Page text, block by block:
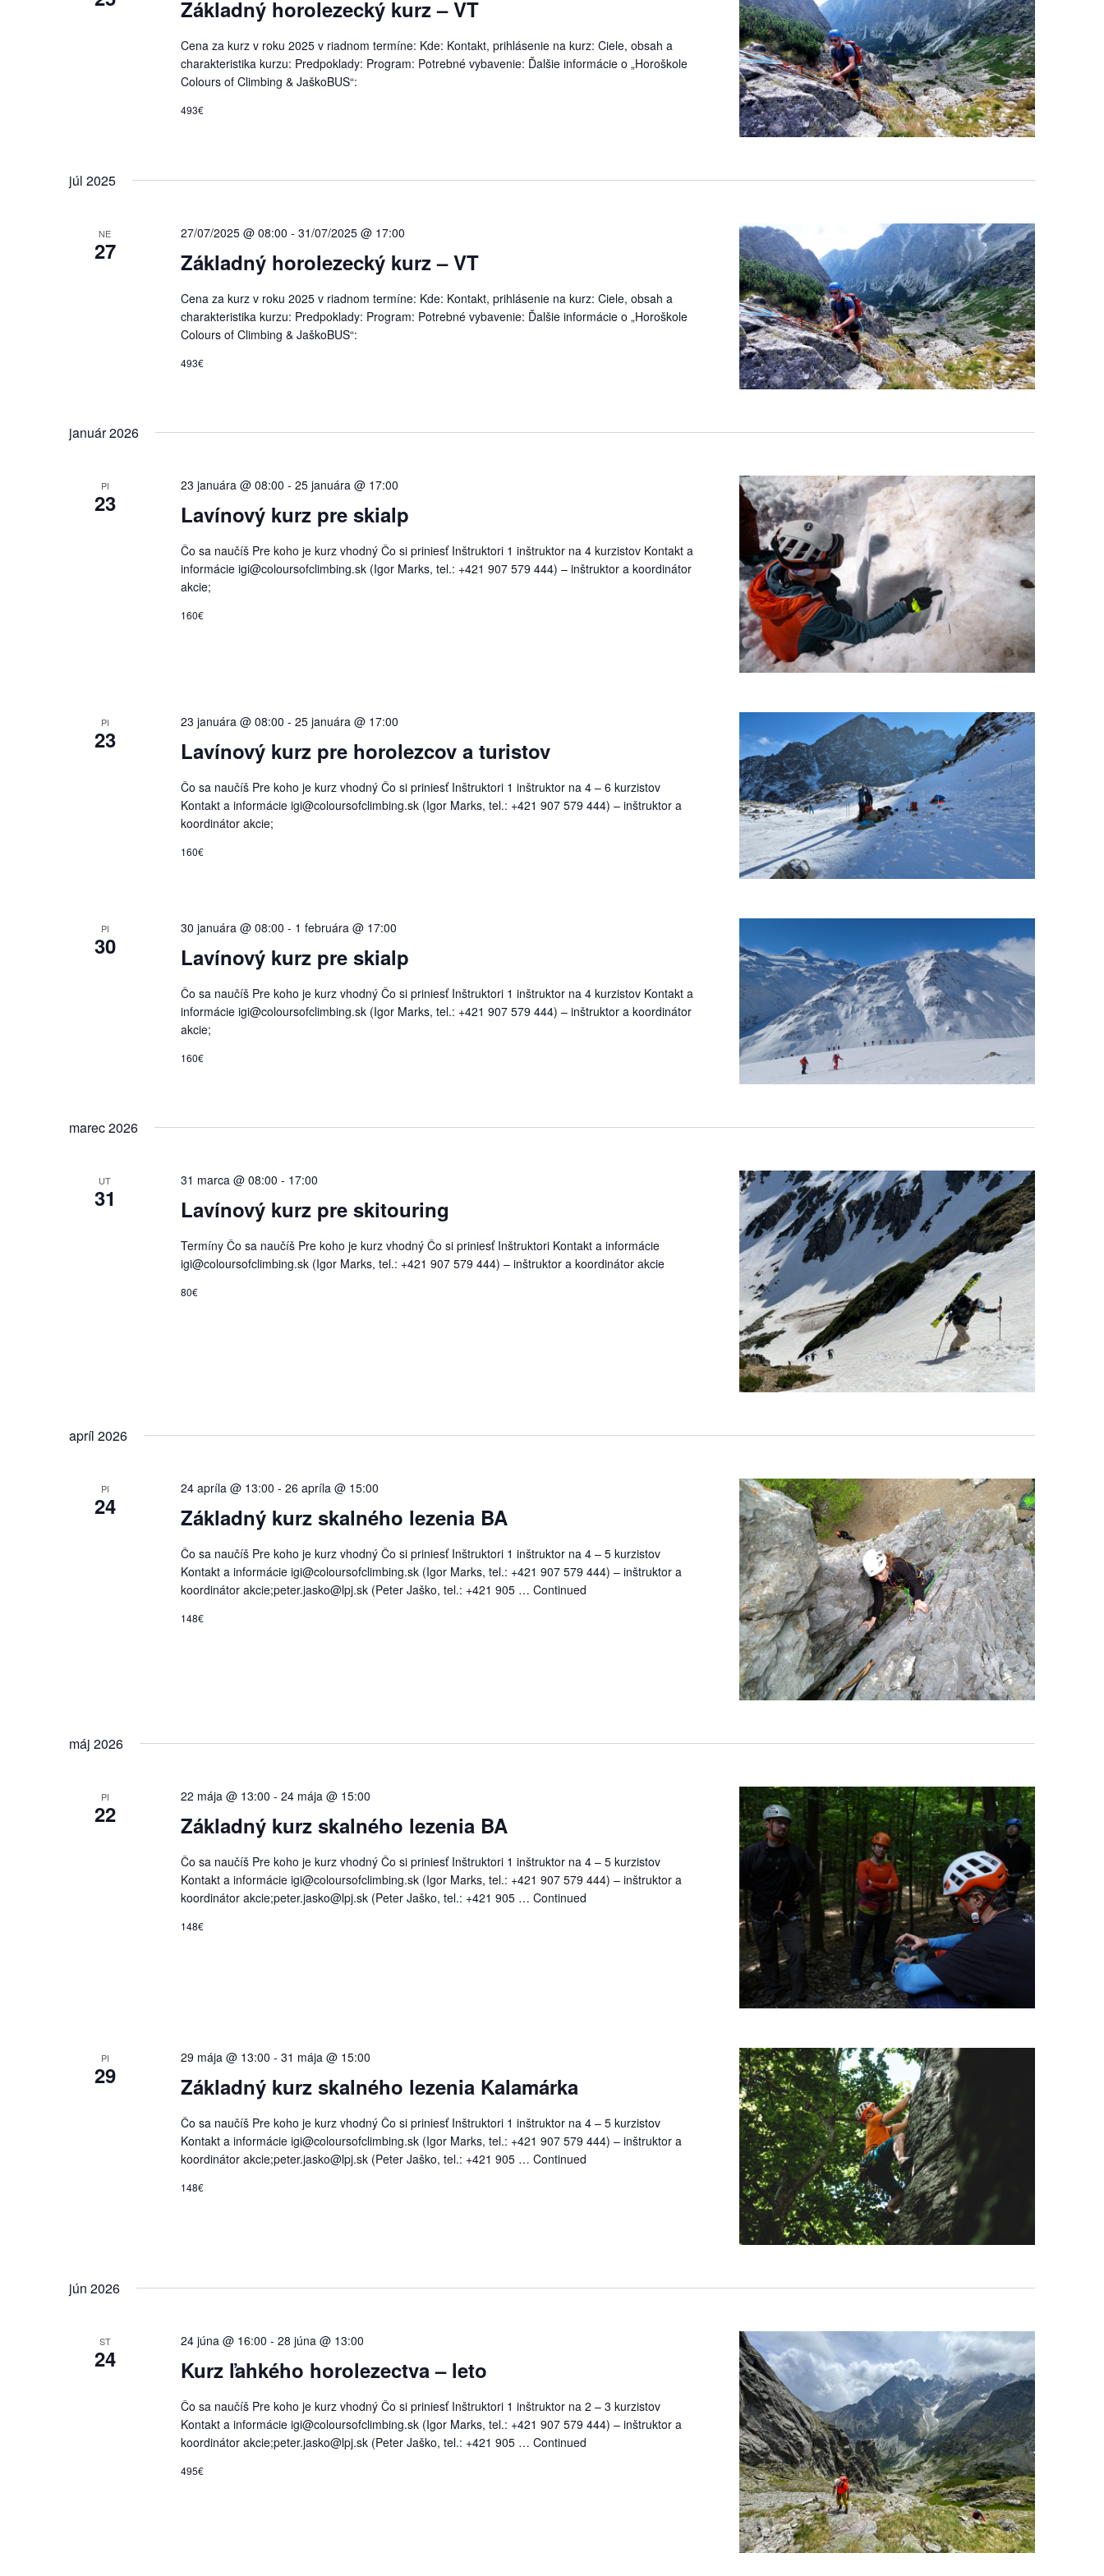
Základný horolezecký kurz – VT
Cena za kurz v roku 2025 v riadnom termíne: Kde: Kontakt, prihlásenie na kurz: Ciele, obsah a
charakteristika kurzu: Predpoklady: Program: Potrebné vybavenie: Ďalšie informácie o „Horoškole
Colours of Climbing & JaškoBUS“:
493€
júl 2025
NE
27
27/07/2025 @ 08:00 - 31/07/2025 @ 17:00
Základný horolezecký kurz – VT
Cena za kurz v roku 2025 v riadnom termíne: Kde: Kontakt, prihlásenie na kurz: Ciele, obsah a
charakteristika kurzu: Predpoklady: Program: Potrebné vybavenie: Ďalšie informácie o „Horoškole
Colours of Climbing & JaškoBUS“:
493€
január 2026
PI
23
23 januára @ 08:00 - 25 januára @ 17:00
Lavínový kurz pre skialp
Čo sa naučíš Pre koho je kurz vhodný Čo si priniesť Inštruktori 1 inštruktor na 4 kurzistov Kontakt a
informácie igi@coloursofclimbing.sk (Igor Marks, tel.: +421 907 579 444) – inštruktor a koordinátor
akcie;
160€
PI
23
23 januára @ 08:00 - 25 januára @ 17:00
Lavínový kurz pre horolezcov a turistov
Čo sa naučíš Pre koho je kurz vhodný Čo si priniesť Inštruktori 1 inštruktor na 4 – 6 kurzistov
Kontakt a informácie igi@coloursofclimbing.sk (Igor Marks, tel.: +421 907 579 444) – inštruktor a
koordinátor akcie;
160€
PI
30
30 januára @ 08:00 - 1 februára @ 17:00
Lavínový kurz pre skialp
Čo sa naučíš Pre koho je kurz vhodný Čo si priniesť Inštruktori 1 inštruktor na 4 kurzistov Kontakt a
informácie igi@coloursofclimbing.sk (Igor Marks, tel.: +421 907 579 444) – inštruktor a koordinátor
akcie;
160€
marec 2026
UT
31
31 marca @ 08:00 - 17:00
Lavínový kurz pre skitouring
Termíny Čo sa naučíš Pre koho je kurz vhodný Čo si priniesť Inštruktori Kontakt a informácie
igi@coloursofclimbing.sk (Igor Marks, tel.: +421 907 579 444) – inštruktor a koordinátor akcie
80€
apríl 2026
PI
24
24 apríla @ 13:00 - 26 apríla @ 15:00
Základný kurz skalného lezenia BA
Čo sa naučíš Pre koho je kurz vhodný Čo si priniesť Inštruktori 1 inštruktor na 4 – 5 kurzistov
Kontakt a informácie igi@coloursofclimbing.sk (Igor Marks, tel.: +421 907 579 444) – inštruktor a
koordinátor akcie;peter.jasko@lpj.sk (Peter Jaško, tel.: +421 905 … Continued
148€
máj 2026
PI
22
22 mája @ 13:00 - 24 mája @ 15:00
Základný kurz skalného lezenia BA
Čo sa naučíš Pre koho je kurz vhodný Čo si priniesť Inštruktori 1 inštruktor na 4 – 5 kurzistov
Kontakt a informácie igi@coloursofclimbing.sk (Igor Marks, tel.: +421 907 579 444) – inštruktor a
koordinátor akcie;peter.jasko@lpj.sk (Peter Jaško, tel.: +421 905 … Continued
148€
PI
29
29 mája @ 13:00 - 31 mája @ 15:00
Základný kurz skalného lezenia Kalamárka
Čo sa naučíš Pre koho je kurz vhodný Čo si priniesť Inštruktori 1 inštruktor na 4 – 5 kurzistov
Kontakt a informácie igi@coloursofclimbing.sk (Igor Marks, tel.: +421 907 579 444) – inštruktor a
koordinátor akcie;peter.jasko@lpj.sk (Peter Jaško, tel.: +421 905 … Continued
148€
jún 2026
ST
24
24 júna @ 16:00 - 28 júna @ 13:00
Kurz ľahkého horolezectva – leto
Čo sa naučíš Pre koho je kurz vhodný Čo si priniesť Inštruktori 1 inštruktor na 2 – 3 kurzistov
Kontakt a informácie igi@coloursofclimbing.sk (Igor Marks, tel.: +421 907 579 444) – inštruktor a
koordinátor akcie;peter.jasko@lpj.sk (Peter Jaško, tel.: +421 905 … Continued
495€